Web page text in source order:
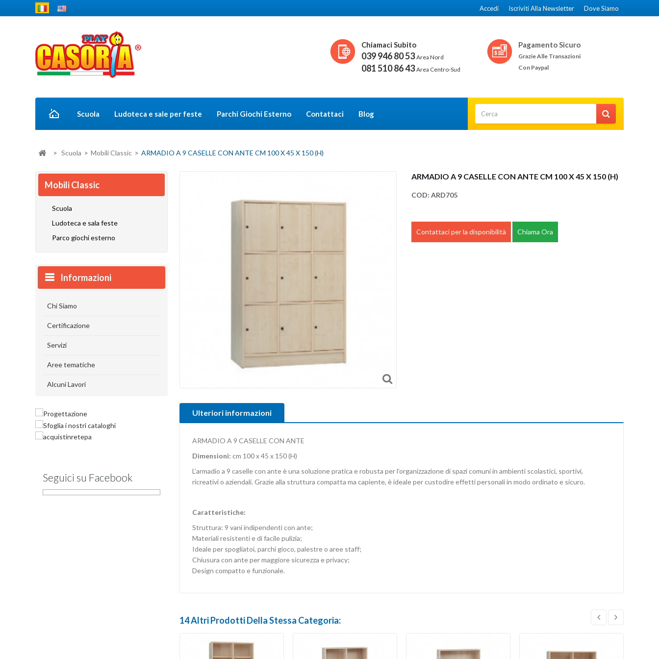
Iscriviti Alla Newsletter Dove Siamo
Accedi
Chiamaci Subito
039 946 80 53 Area Nord
081 510 86 43 Area Centro-Sud
Pagamento Sicuro
Grazie Alle Transazioni
Con Paypal
Scuola Ludoteca e sale per feste Parchi Giochi Esterno Contattaci Blog
> Scuola > Mobili Classic > ARMADIO A 9 CASELLE CON ANTE CM 100 X 45 X 150 (H)
Mobili Classic
Scuola
Ludoteca e sala feste
Parco giochi esterno
Informazioni
Chi Siamo
Certificazione
Servizi
Aree tematiche
Alcuni Lavori
Seguici su Facebook
ARMADIO A 9 CASELLE CON ANTE CM 100 X 45 X 150 (H)
COD: ARD705
Contattaci per la disponibilità Chiama Ora
Ulteriori informazioni
ARMADIO A 9 CASELLE CON ANTE
Dimensioni: cm 100 x 45 x 150 (H)
L’armadio a 9 caselle con ante è una soluzione pratica e robusta per l’organizzazione di spazi comuni in ambienti scolastici, sportivi,
ricreativi o aziendali. Grazie alla struttura compatta ma capiente, è ideale per custodire effetti personali in modo ordinato e sicuro.
Caratteristiche:
Struttura: 9 vani indipendenti con ante;
Materiali resistenti e di facile pulizia;
Ideale per spogliatoi, parchi gioco, palestre o aree staff;
Chiusura con ante per maggiore sicurezza e privacy;
Design compatto e funzionale.
14 Altri Prodotti Della Stessa Categoria: